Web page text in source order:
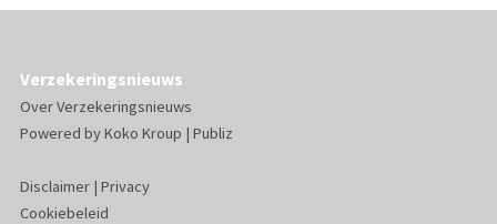
Verzekeringsnieuws
Over Verzekeringsnieuws
Powered byKoko Kroup | Publiz
Disclaimer| Privacy
Cookiebeleid